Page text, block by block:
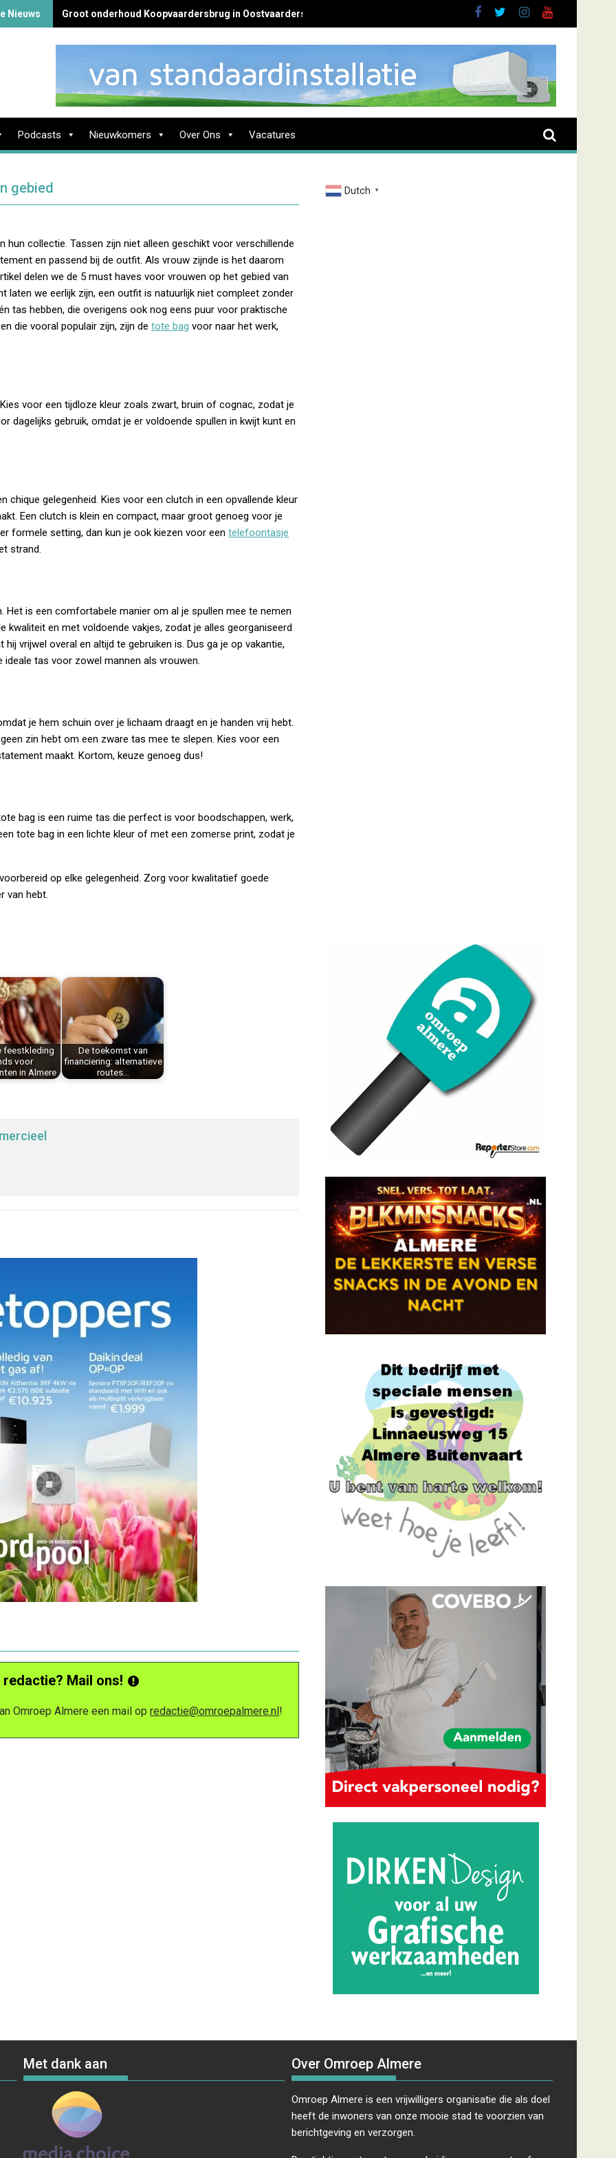
Nieuws Groot onderhoud Koopvaardersbrug in Oostvaardersbuurt
Podcasts Nieuwkomers Over Ons Vacatures
gebied
hun collectie. Tassen zijn niet alleen geschikt voor verschillende
en passend bij de outfit. Als vrouw zijnde is het daarom
delen we de 5 must haves voor vrouwen op het gebied van
laten we eerlijk zijn, een outfit is natuurlijk niet compleet zonder
tas hebben, die overigens ook nog eens puur voor praktische
die vooral populair zijn, zijn de tote bag voor naar het werk,
voor een tijdloze kleur zoals zwart, bruin of cognac, zodat je
dagelijks gebruik, omdat je er voldoende spullen in kwijt kunt en
gelegenheid. Kies voor een clutch in een opvallende kleur
Een clutch is klein en compact, maar groot genoeg voor je
formele setting, dan kun je ook kiezen voor een telefoontasje
strand.
Het is een comfortabele manier om al je spullen mee te nemen
kwaliteit en met voldoende vakjes, zodat je alles georganiseerd
vrijwel overal en altijd te gebruiken is. Dus ga je op vakantie,
tas voor zowel mannen als vrouwen.
je hem schuin over je lichaam draagt en je handen vrij hebt.
zin hebt om een zware tas mee te slepen. Kies voor een
maakt. Kortom, keuze genoeg dus!
bag is een ruime tas die perfect is voor boodschappen, werk,
tote bag in een lichte kleur of met een zomerse print, zodat je
op elke gelegenheid. Zorg voor kwalitatief goede
van hebt.
feestkleding
voor
in Almere
De toekomst van
financiering: alternatieve
routes…
Mail ons!
Omroep Almere een mail opredactie@omroepalmere.nl!
Dutch ▼
Met dank aan Over Omroep Almere
Omroep Almere is een vrijwilligers organisatie die als doel
heeft de inwoners van onze mooie stad te voorzien van
berichtgeving en verzorgen.